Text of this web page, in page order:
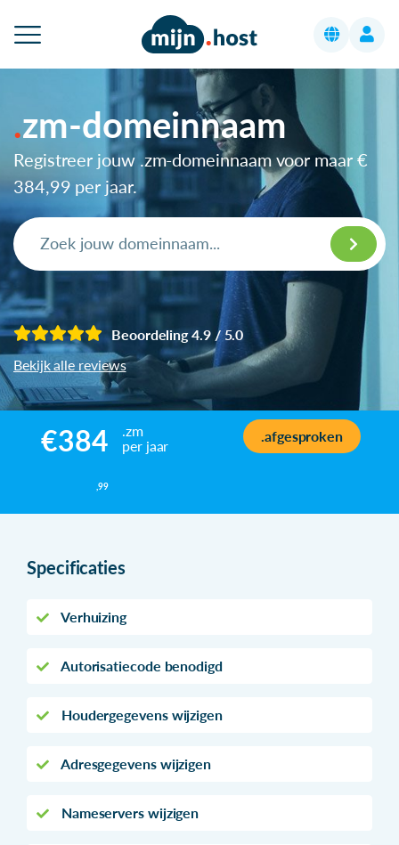
zm-domeinnaam
Registreer jouw .zm-domeinnaam voor maar €
384,99 per jaar.
Beoordeling 4.9 / 5.0
Bekijk alle reviews
€384
,99
.zm
per jaar
.afgesproken
Specificaties
Verhuizing
Autorisatiecode benodigd
Houdergegevens wijzigen
Adresgegevens wijzigen
Nameservers wijzigen